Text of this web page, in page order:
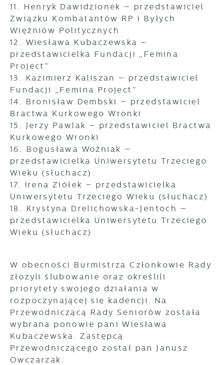
11. Henryk Dawidzionek – przedstawiciel
Związku Kombatantów RP i Byłych
Więźniów Politycznych
12. Wiesława Kubaczewska –
przedstawicielka Fundacji „Femina
Project”
13. Kazimierz Kaliszan – przedstawiciel
Fundacji „Femina Project”
14. Bronisław Dembski – przedstawiciel
Bractwa Kurkowego Wronki
15. Jerzy Pawlak – przedstawiciel Bractwa
Kurkowego Wronki
16. Bogusława Woźniak –
przedstawicielka Uniwersytetu Trzeciego
Wieku (słuchacz)
17. Irena Ziółek – przedstawicielka
Uniwersytetu Trzeciego Wieku (słuchacz)
18. Krystyna Drelichowska-Jentoch –
przedstawicielka Uniwersytetu Trzeciego
Wieku (słuchacz)
W obecności Burmistrza Członkowie Rady
złożyli ślubowanie oraz określili
priorytety swojego działania w
rozpoczynającej się kadencji. Na
Przewodniczącą Rady Seniorów została
wybrana ponowie pani Wiesława
Kubaczewska. Zastępcą
Przewodniczącego został pan Janusz
Owczarzak.